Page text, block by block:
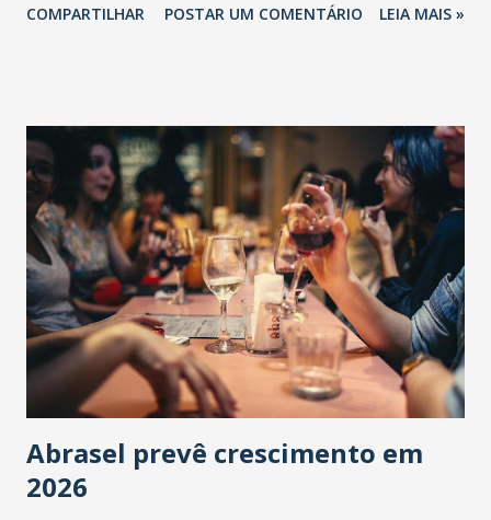
COMPARTILHAR POSTAR UM COMENTÁRIO LEIA MAIS »
Abrasel prevê crescimento em
2026